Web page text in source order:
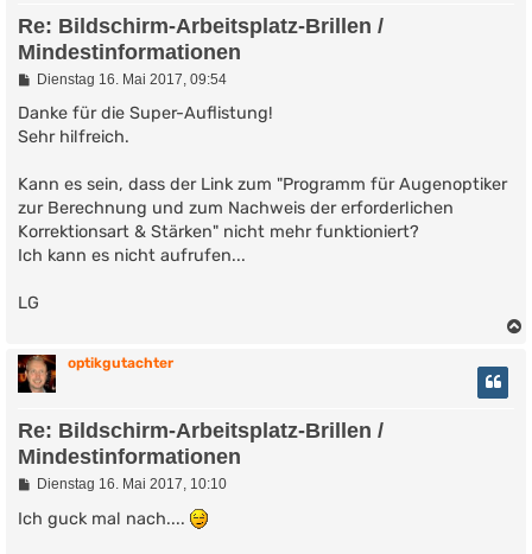
Re: Bildschirm-Arbeitsplatz-Brillen /
Mindestinformationen
B
i
r
g
Dienstag 16. Mai 2017, 09:54
Danke für die Super-Auflistung!
Sehr hilfreich.
Kann es sein, dass der Link zum "Programm für Augenoptiker
zur Berechnung und zum Nachweis der erforderlichen
Korrektionsart & Stärken" nicht mehr funktioniert?
Ich kann es nicht aufrufen...
LG
optikgutachter
Re: Bildschirm-Arbeitsplatz-Brillen /
Mindestinformationen
B
i
Dienstag 16. Mai 2017, 10:10
Ich guck mal nach....